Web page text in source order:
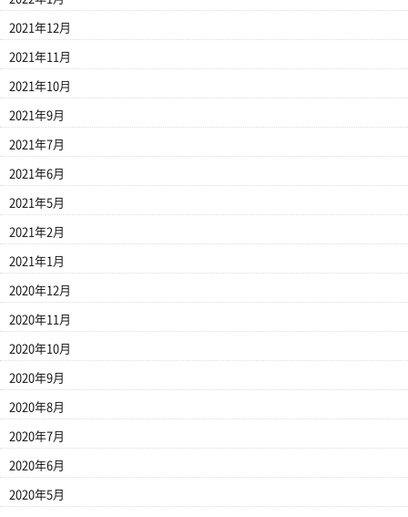
2021年12月
2021年11月
2021年10月
2021年9月
2021年7月
2021年6月
2021年5月
2021年2月
2021年1月
2020年12月
2020年11月
2020年10月
2020年9月
2020年8月
2020年7月
2020年6月
2020年5月